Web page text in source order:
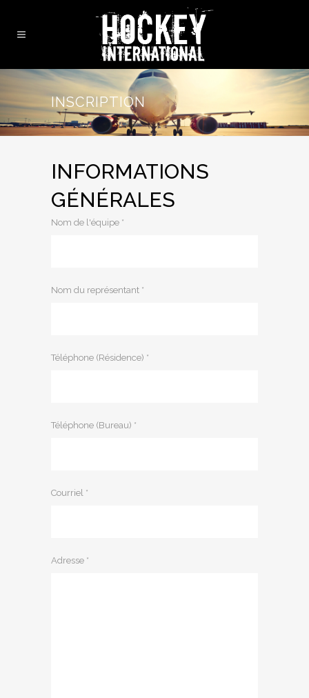
INSCRIPTION
INFORMATIONS
GÉNÉRALES
Nom de l'équipe *
Nom du représentant *
Téléphone (Résidence) *
Téléphone (Bureau) *
Courriel *
Adresse *